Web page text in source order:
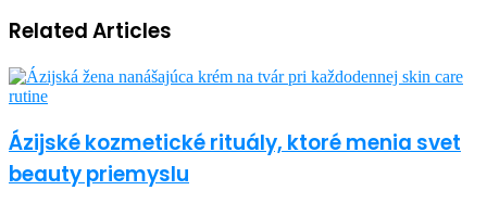
Related Articles
Ázijské kozmetické rituály, ktoré menia svet
beauty priemyslu